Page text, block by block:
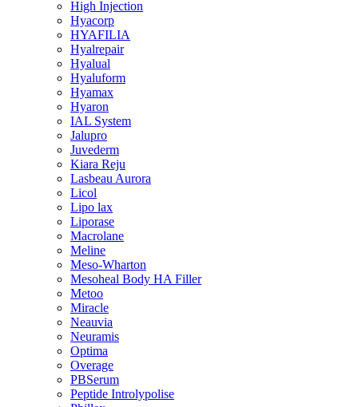
High Injection
Hyacorp
HYAFILIA
Hyalrepair
Hyalual
Hyaluform
Hyamax
Hyaron
IAL System
Jalupro
Juvederm
Kiara Reju
Lasbeau Aurora
Licol
Lipo lax
Liporase
Macrolane
Meline
Meso-Wharton
Mesoheal Body HA Filler
Metoo
Miracle
Neauvia
Neuramis
Optima
Overage
PBSerum
Peptide Introlypolise